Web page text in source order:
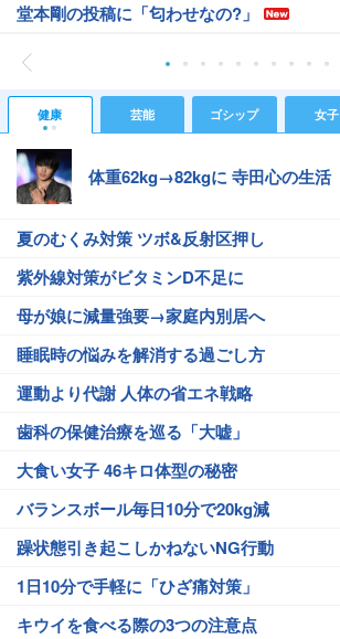
堂本剛の投稿に「匂わせなの?」
健康 芸能 ゴシップ 女子
体重62kg→82kgに 寺田心の生活
夏のむくみ対策 ツボ&反射区押し
紫外線対策がビタミンD不足に
母が娘に減量強要→家庭内別居へ
睡眠時の悩みを解消する過ごし方
運動より代謝 人体の省エネ戦略
歯科の保健治療を巡る「大嘘」
大食い女子 46キロ体型の秘密
バランスボール毎日10分で20kg減
躁状態引き起こしかねないNG行動
1日10分で手軽に「ひざ痛対策」
キウイを食べる際の3つの注意点